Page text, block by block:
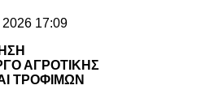
2026 17:09
ΑΓΡΟΤΙΚΗΣ
ΤΡΟΦΙΜΩΝ